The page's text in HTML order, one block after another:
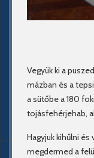
Vegyük ki a
mázban és a
a sütőbe a 180
tojásfehérjehab,
Hagyjuk kihűlni
megdermed a